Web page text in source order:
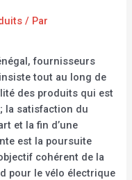
/ Par
fournisseurs
tout au long de
des produits qui est
la satisfaction du
et la fin d’une
est la poursuite
cohérent de la
pour le vélo électrique